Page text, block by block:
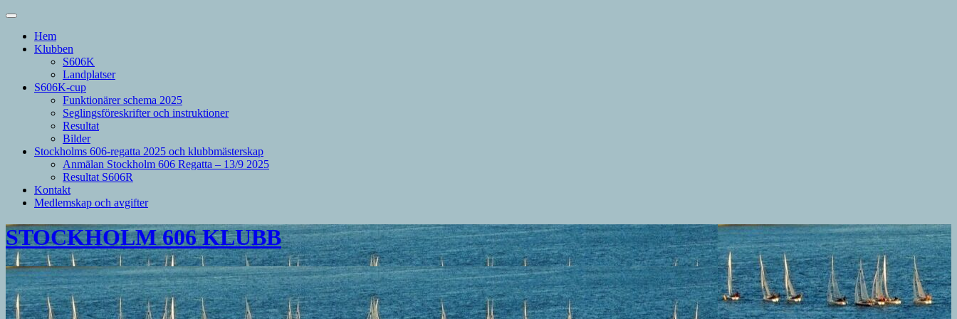
Hem
Klubben
S606K
Landplatser
S606K-cup
Funktionärer schema 2025
Seglingsföreskrifter och instruktioner
Resultat
Bilder
Stockholms 606-regatta 2025 och klubbmästerskap
Anmälan Stockholm 606 Regatta – 13/9 2025
Resultat S606R
Kontakt
Medlemskap och avgifter
STOCKHOLM 606 KLUBB